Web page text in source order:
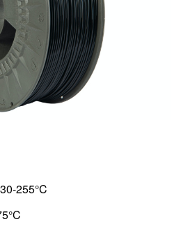
255°C